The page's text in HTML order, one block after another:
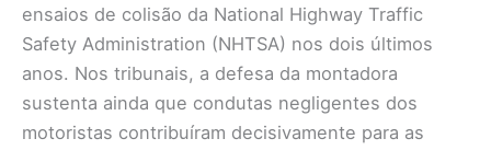
ensaios de colisão da National Highway Traffic
Safety Administration (NHTSA) nos dois últimos
anos. Nos tribunais, a defesa da montadora
sustenta ainda que condutas negligentes dos
motoristas contribuíram decisivamente para as